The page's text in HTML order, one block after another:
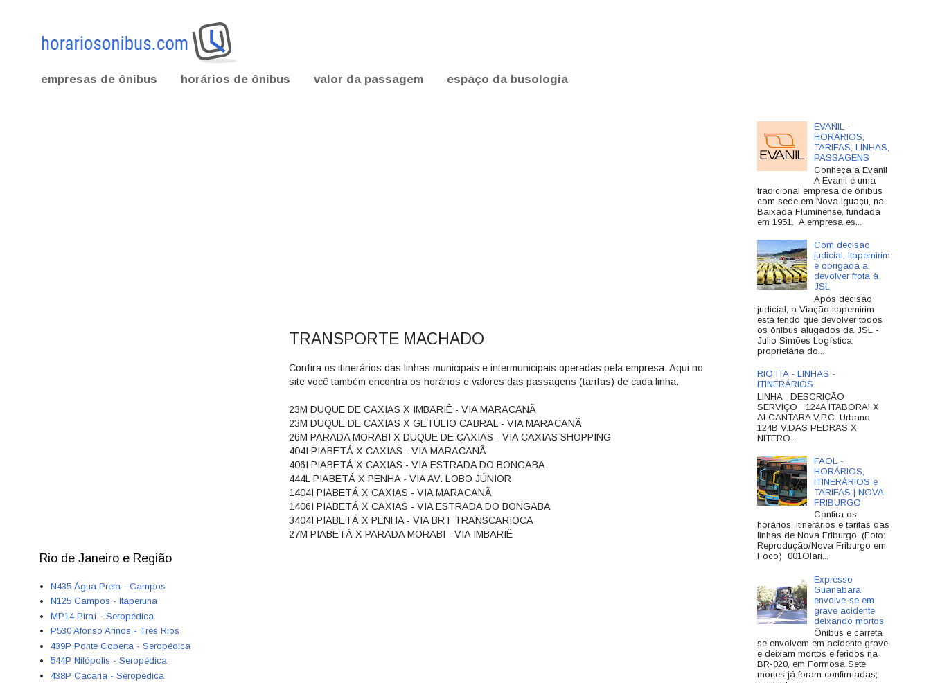
empresas de ônibus horários de ônibus valor da passagem espaço da busologia
TRANSPORTE MACHADO
Confira os itinerários das linhas municipais e intermunicipais operadas pela empresa. Aqui no
site você também encontra os horários e valores das passagens (tarifas) de cada linha.
23M DUQUE DE CAXIAS X IMBARIÊ - VIA MARACANÃ
23M DUQUE DE CAXIAS X GETÚLIO CABRAL - VIA MARACANÃ
26M PARADA MORABI X DUQUE DE CAXIAS - VIA CAXIAS SHOPPING
404I PIABETÁ X CAXIAS - VIA MARACANÃ
406I PIABETÁ X CAXIAS - VIA ESTRADA DO BONGABA
444L PIABETÁ X PENHA - VIA AV. LOBO JÚNIOR
1404I PIABETÁ X CAXIAS - VIA MARACANÃ
1406I PIABETÁ X CAXIAS - VIA ESTRADA DO BONGABA
3404I PIABETÁ X PENHA - VIA BRT TRANSCARIOCA
27M PIABETÁ X PARADA MORABI - VIA IMBARIÊ
Rio de Janeiro e Região
N435 Água Preta - Campos
N125 Campos - Itaperuna
MP14 Piraí - Seropédica
P530 Afonso Arinos - Três Rios
439P Ponte Coberta - Seropédica
544P Nilópolis - Seropédica
438P Cacaria - Seropédica
EVANIL -
HORÁRIOS,
TARIFAS, LINHAS,
PASSAGENS
Conheça a Evanil
A Evanil é uma
tradicional empresa de ônibus
com sede em Nova Iguaçu, na
Baixada Fluminense, fundada
em 1951. A empresa es...
Com decisão
judicial, Itapemirim
é obrigada a
devolver frota à
JSL
Após decisão
judicial, a Viação Itapemirim
está tendo que devolver todos
os ônibus alugados da JSL -
Julio Simões Logística,
proprietária do...
RIO ITA - LINHAS -
ITINERÁRIOS
LINHA DESCRIÇÃO
SERVIÇO 124A ITABORAI X
ALCANTARA V.P.C. Urbano
124B V.DAS PEDRAS X
NITERO...
FAOL -
HORÁRIOS,
ITINERÁRIOS e
TARIFAS | NOVA
FRIBURGO
Confira os
horários, itinerários e tarifas das
linhas de Nova Friburgo. (Foto:
Reprodução/Nova Friburgo em
Foco) 001Olari...
Expresso
Guanabara
envolve-se em
grave acidente
deixando mortos
Ônibus e carreta
se envolvem em acidente grave
e deixam mortos e feridos na
BR-020, em Formosa Sete
mortes já foram confirmadas;